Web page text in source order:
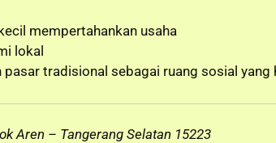
mempertahankan usaha
lokal
pasar tradisional sebagai ruang sosial yang
Aren – Tangerang Selatan 15223